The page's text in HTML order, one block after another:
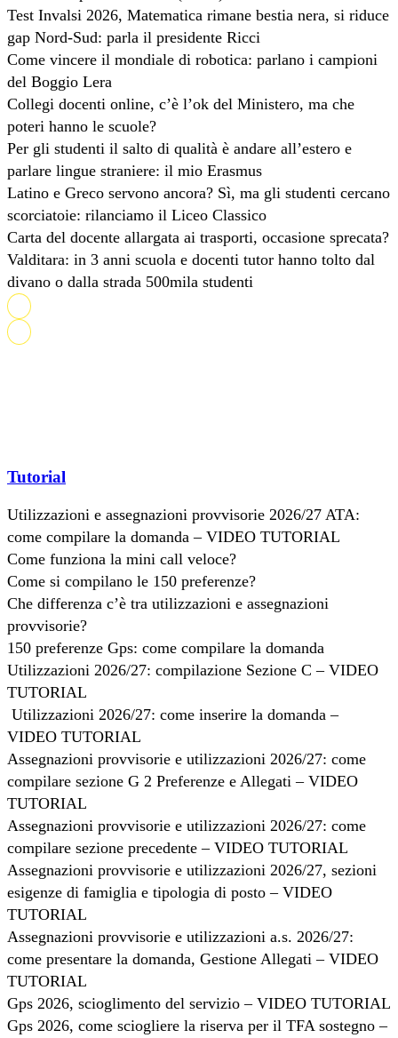
Test Invalsi 2026, Matematica rimane bestia nera, si riduce
gap Nord-Sud: parla il presidente Ricci
Come vincere il mondiale di robotica: parlano i campioni
del Boggio Lera
Collegi docenti online, c’è l’ok del Ministero, ma che
poteri hanno le scuole?
Per gli studenti il salto di qualità è andare all’estero e
parlare lingue straniere: il mio Erasmus
Latino e Greco servono ancora? Sì, ma gli studenti cercano
scorciatoie: rilanciamo il Liceo Classico
Carta del docente allargata ai trasporti, occasione sprecata?
Valditara: in 3 anni scuola e docenti tutor hanno tolto dal
divano o dalla strada 500mila studenti
Tutorial
Utilizzazioni e assegnazioni provvisorie 2026/27 ATA:
come compilare la domanda – VIDEO TUTORIAL
Come funziona la mini call veloce?
Come si compilano le 150 preferenze?
Che differenza c’è tra utilizzazioni e assegnazioni
provvisorie?
150 preferenze Gps: come compilare la domanda
Utilizzazioni 2026/27: compilazione Sezione C – VIDEO
TUTORIAL
Utilizzazioni 2026/27: come inserire la domanda –
VIDEO TUTORIAL
Assegnazioni provvisorie e utilizzazioni 2026/27: come
compilare sezione G 2 Preferenze e Allegati – VIDEO
TUTORIAL
Assegnazioni provvisorie e utilizzazioni 2026/27: come
compilare sezione precedente – VIDEO TUTORIAL
Assegnazioni provvisorie e utilizzazioni 2026/27, sezioni
esigenze di famiglia e tipologia di posto – VIDEO
TUTORIAL
Assegnazioni provvisorie e utilizzazioni a.s. 2026/27:
come presentare la domanda, Gestione Allegati – VIDEO
TUTORIAL
Gps 2026, scioglimento del servizio – VIDEO TUTORIAL
Gps 2026, come sciogliere la riserva per il TFA sostegno –